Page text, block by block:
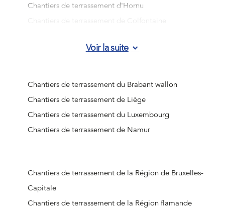
Chantiers de terrassement d'Hornu
Chantiers de terrassement d'Honnelles
Chantiers de terrassement d'Ellezelles
Chantiers de terrassement de Courcelles
Chantiers de terrassement de Mainvault
Chantiers de terrassement d'Ellezelles
Chantiers de terrassement de Carnières
Chantiers de terrassement de Le Rœulx
Chantiers de terrassement de Dottignies
Voir la suite
Chantiers de terrassement du Brabant wallon
Chantiers de terrassement de Liège
Chantiers de terrassement du Luxembourg
Chantiers de terrassement de Namur
Chantiers de terrassement de la Région de Bruxelles-
Capitale
Chantiers de terrassement de la Région flamande